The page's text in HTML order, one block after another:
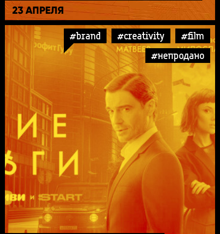
23 АПРЕЛЯ
#brand #creativity
#film
#непродано